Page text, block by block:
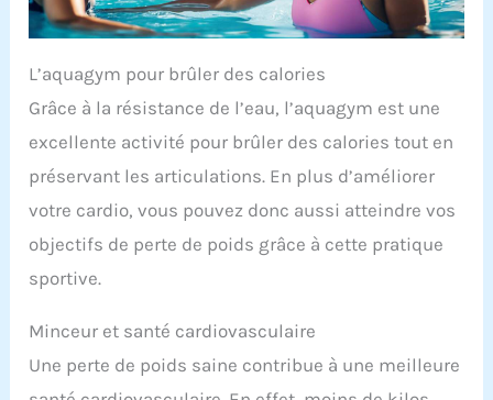
L’aquagym pour brûler des calories
Grâce à la résistance de l’eau, l’aquagym est une
excellente activité pour brûler des calories tout en
préservant les articulations. En plus d’améliorer
votre cardio, vous pouvez donc aussi atteindre vos
objectifs de perte de poids grâce à cette pratique
sportive.
Minceur et santé cardiovasculaire
Une perte de poids saine contribue à une meilleure